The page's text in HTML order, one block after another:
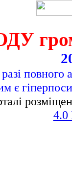
повного
є
4.0